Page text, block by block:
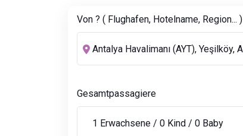
Von ? ( Flughafen, Hotelname, Region... )
Gesamtpassagiere